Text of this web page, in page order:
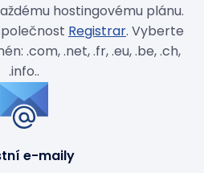
hostingovému plánu.
Registrar. Vyberte
.com, .net, .fr, .eu, .be, .ch,
.info..
e-maily